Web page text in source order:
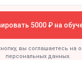
5000 ₽ на
вы соглашаетесь на
персональных данных.